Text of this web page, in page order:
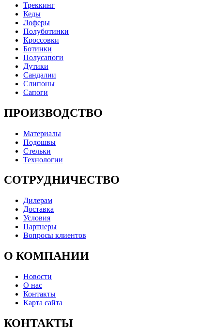
Треккинг
Кеды
Лоферы
Полуботинки
Кроссовки
Ботинки
Полусапоги
Дутики
Сандалии
Слипоны
Сапоги
ПРОИЗВОДСТВО
Материалы
Подошвы
Стельки
Технологии
СОТРУДНИЧЕСТВО
Дилерам
Доставка
Условия
Партнеры
Вопросы клиентов
О КОМПАНИИ
Новости
О нас
Контакты
Карта сайта
КОНТАКТЫ